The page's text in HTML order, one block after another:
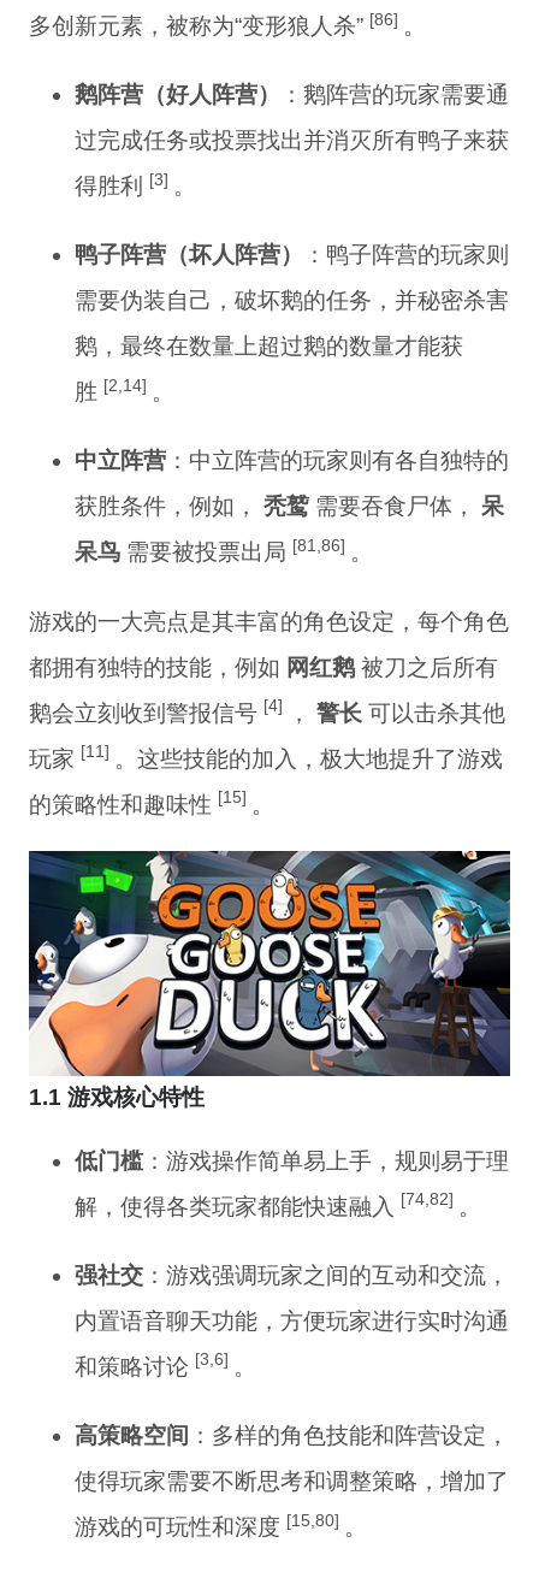
多创新元素，被称为“变形狼人杀” [86] 。
鹅阵营（好人阵营）
：鹅阵营的玩家需要通
过完成任务或投票找出并消灭所有鸭子来获
得胜利
[3] 。
鸭子阵营（坏人阵营）
：鸭子阵营的玩家则
需要伪装自己，破坏鹅的任务，并秘密杀害
鹅，最终在数量上超过鹅的数量才能获
胜 [2,14] 。
中立阵营 ：中立阵营的玩家则有各自独特的
获胜条件，例如，秃鹫 需要吞食尸体，呆
呆鸟 需要被投票出局 [81,86] 。
游戏的一大亮点是其丰富的角色设定，每个角色
都拥有独特的技能，例如 网红鹅 被刀之后所有
鹅会立刻收到警报信号 [4] ， 警长 可以击杀其他
玩家 [11] 。这些技能的加入，极大地提升了游戏
的策略性和趣味性 [15] 。
1.1 游戏核心特性
低门槛：游戏操作简单易上手，规则易于理
解，使得各类玩家都能快速融入
[74,82] 。
强社交 ：游戏强调玩家之间的互动和交流，
内置语音聊天功能，方便玩家进行实时沟通
和策略讨论 [3,6] 。
高策略空间 ：多样的角色技能和阵营设定，
使得玩家需要不断思考和调整策略，增加了
游戏的可玩性和深度 [15,80] 。